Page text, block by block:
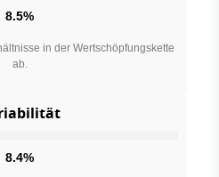
8.5%
in der Wertschöpfungskette
ab.
8.4%